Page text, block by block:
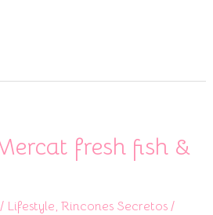
fresh fish &
/ Lifestyle, Rincones Secretos/